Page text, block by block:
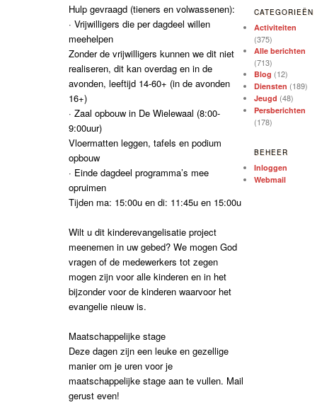
Hulp gevraagd (tieners en volwassenen):
· Vrijwilligers die per dagdeel willen
meehelpen
Zonder de vrijwilligers kunnen we dit niet
realiseren, dit kan overdag en in de
avonden, leeftijd 14-60+ (in de avonden
16+)
· Zaal opbouw in De Wielewaal (8:00-
9:00uur)
Vloermatten leggen, tafels en podium
opbouw
· Einde dagdeel programma’s mee
opruimen
Tijden ma: 15:00u en di: 11:45u en 15:00u
Wilt u dit kinderevangelisatie project
meenemen in uw gebed? We mogen God
vragen of de medewerkers tot zegen
mogen zijn voor alle kinderen en in het
bijzonder voor de kinderen waarvoor het
evangelie nieuw is.
Maatschappelijke stage
Deze dagen zijn een leuke en gezellige
manier om je uren voor je
maatschappelijke stage aan te vullen. Mail
gerust even!
CATEGORIEËN
Activiteiten
(375)
Alle berichten
(713)
Blog (12)
Diensten (189)
Jeugd (48)
Persberichten
(178)
BEHEER
Inloggen
Webmail